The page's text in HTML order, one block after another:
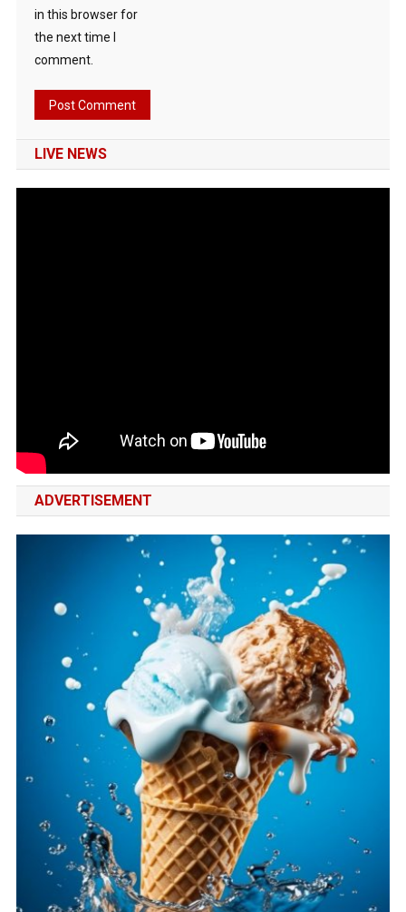
in this browser for
the next time I
comment.
LIVE NEWS
ADVERTISEMENT